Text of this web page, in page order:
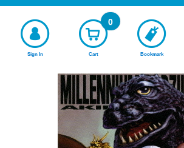
Sign In Cart
0
Bookmark